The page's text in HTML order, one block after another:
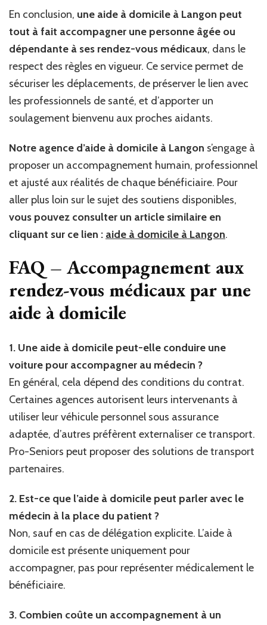
En conclusion, une aide à domicile à Langon peut
tout à fait accompagner une personne âgée ou
dépendante à ses rendez-vous médicaux, dans le
respect des règles en vigueur. Ce service permet de
sécuriser les déplacements, de préserver le lien avec
les professionnels de santé, et d’apporter un
soulagement bienvenu aux proches aidants.
Notre agence d’aide à domicile à Langon s’engage à
proposer un accompagnement humain, professionnel
et ajusté aux réalités de chaque bénéficiaire. Pour
aller plus loin sur le sujet des soutiens disponibles,
vous pouvez consulter un article similaire en
cliquant sur ce lien : aide à domicile à Langon.
FAQ – Accompagnement aux
rendez-vous médicaux par une
aide à domicile
1. Une aide à domicile peut-elle conduire une
voiture pour accompagner au médecin ?
En général, cela dépend des conditions du contrat.
Certaines agences autorisent leurs intervenants à
utiliser leur véhicule personnel sous assurance
adaptée, d’autres préfèrent externaliser ce transport.
Pro-Seniors peut proposer des solutions de transport
partenaires.
2. Est-ce que l’aide à domicile peut parler avec le
médecin à la place du patient ?
Non, sauf en cas de délégation explicite. L’aide à
domicile est présente uniquement pour
accompagner, pas pour représenter médicalement le
bénéficiaire.
3. Combien coûte un accompagnement à un